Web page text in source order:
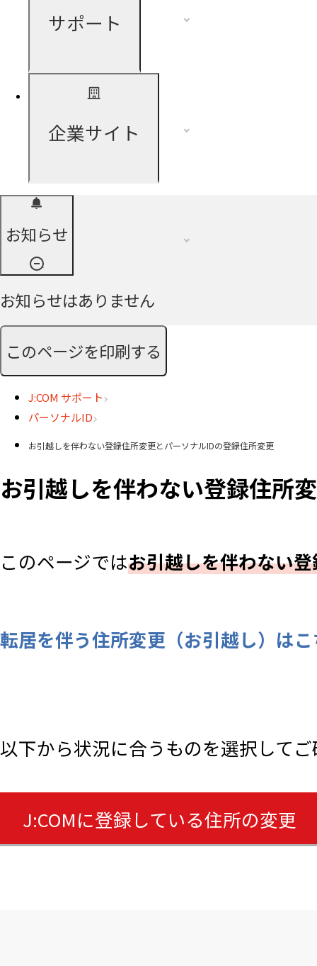
サポート
企業サイト
お知らせ
お知らせはありません
このページを印刷する
J:COM サポート
パーソナルID
お引越しを伴わない登録住所変更とパーソナルIDの登録住所変更
お引越しを伴わない登録住所
このページではお引越しを伴わない
転居を伴う住所変更（お引越し）は
以下から状況に合うものを選択して
​J:COMに登録している住所の変更